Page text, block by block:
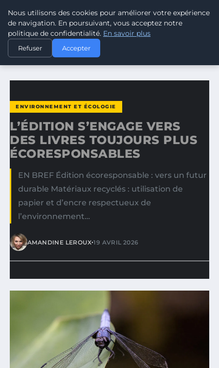
CLIMATE GUARDIAN
ACCUEIL
ENVIRONNEMENT ET ÉCOLOGIE
L’ÉDITION S’ENGAGE VERS DES LIVRES TOUJOURS PLUS…
ENVIRONNEMENT ET ÉCOLOGIE
L’ÉDITION S’ENGAGE VERS
DES LIVRES TOUJOURS PLUS
ÉCORESPONSABLES
EN BREF Édition écoresponsable : vers un futur
durable Matériaux recyclés : utilisation de
papier et d’encre respectueux de
l’environnement…
AMANDINE LEROUX•19 AVRIL 2026
Nous utilisons des cookies pour améliorer votre expérience
de navigation. En poursuivant, vous acceptez notre
politique de confidentialité. En savoir plus
Refuser Accepter